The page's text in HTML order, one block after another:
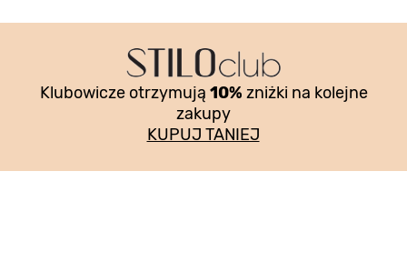
Klubowicze otrzymują 10% zniżki na kolejne
zakupy
KUPUJ TANIEJ